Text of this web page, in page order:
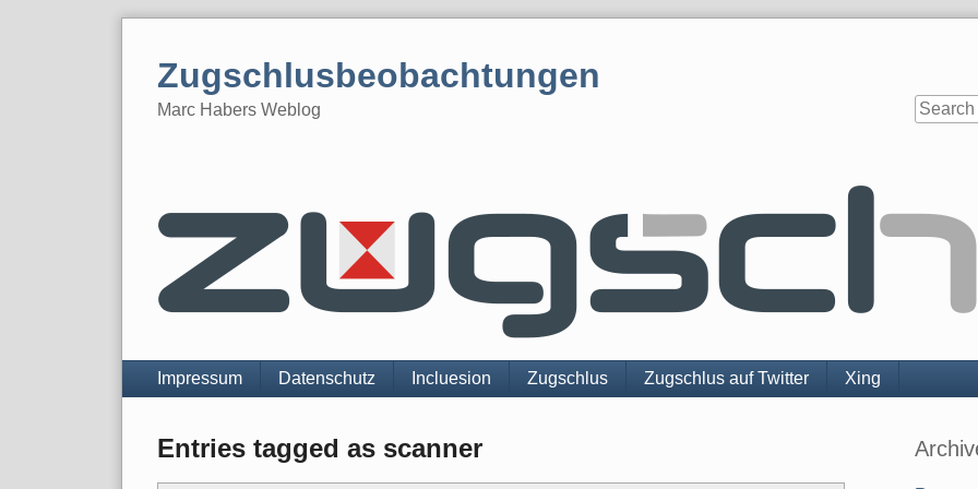
Zugschlusbeobachtungen
Marc Habers Weblog
Navigation
Impressum Datenschutz Incluesion Zugschlus Zugschlus auf Twitter Xing
Entries tagged as scanner Sidebar